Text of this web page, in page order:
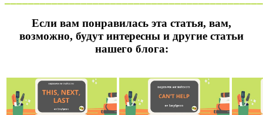
Если вам понравилась эта статья, вам,
возможно, будут интересны и другие статьи
нашего блога: